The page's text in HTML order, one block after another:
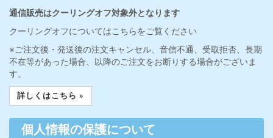
通信販売はクーリングオフ対象外となります
クーリングオフについてはこちらをご覧ください
※ご注文後・発送後の注文キャンセル、音信不通、受取拒否、長期
不在等があった場合、以降のご注文をお断りする場合がございま
す。
詳しくはこちら »
個人情報の保護について